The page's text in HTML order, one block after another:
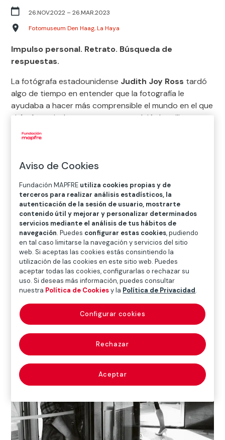
26.NOV.2022 –26.MAR.2023
Fotomuseum Den Haag, La Haya
Impulso personal. Retrato. Búsqueda de
respuestas.
La fotógrafa estadounidense Judith Joy Ross tardó
algo de tiempo en entender que la fotografía le
ayudaba a hacer más comprensible el mundo en el que
vivía. A partir de ese momento, no dejó de utilizar este
medio para tratar de responder a preguntas de
carácter existencial.
Desde la década de 1980, Judith Joy Ross ha centrado
Sus imágenes tienen la capacidad de aunar el pasado,
el presente y el futuro de los individuos que posan
ante su cámara. No es una retratista de estudio,
tampoco sale a la calle a capturar a un sujeto
determinado; más bien trabaja por temas, a los que
denomina «ocasiones» y en cada imagen que realiza se
establece un tipo de reconocimiento entre ella y el
retratado, aunque esta identificación dure sólo un
instante, el tiempo que tarda en tomar la fotografía.
Aviso de Cookies
Fundación MAPFRE utiliza cookies propias y de
terceros para realizar análisis estadísticos, la
autenticación de la sesión de usuario, mostrarte
contenido útil y mejorar y personalizar determinados
servicios mediante el análisis de tus hábitos de
navegación. Puedes configurar estas cookies, pudiendo
en tal caso limitarse la navegación y servicios del sitio
web. Si aceptas las cookies estás consintiendo la
utilización de las cookies en este sitio web. Puedes
aceptar todas las cookies, configurarlas o rechazar su
uso. Si deseas más información, puedes consultar
nuestra Política de Cookiesy la Política de Privacidad.
Rechazar
Aceptar
Configurar cookies